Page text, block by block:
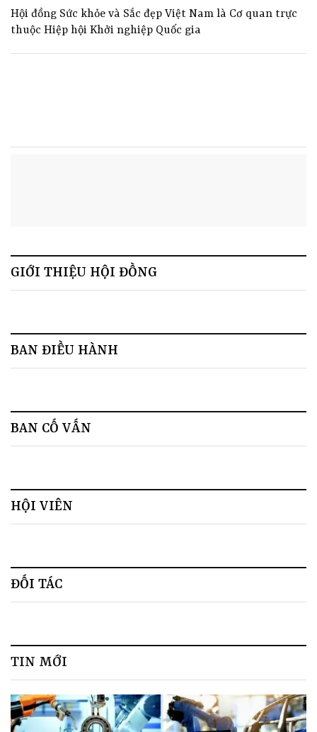
Hội đồng Sức khỏe và Sắc đẹp Việt Nam là Cơ quan trực
thuộc Hiệp hội Khởi nghiệp Quốc gia
GIỚI THIỆU HỘI ĐỒNG
BAN ĐIỀU HÀNH
BAN CỐ VẤN
HỘI VIÊN
ĐỐI TÁC
TIN MỚI